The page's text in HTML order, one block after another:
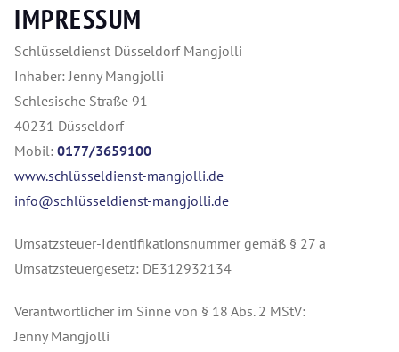
IMPRESSUM
Schlüsseldienst Düsseldorf Mangjolli
Inhaber: Jenny Mangjolli
Schlesische Straße 91
40231 Düsseldorf
Mobil: 0177/3659100
www.schlüsseldienst-mangjolli.de
info@schlüsseldienst-mangjolli.de
Umsatzsteuer-Identifikationsnummer gemäß § 27 a
Umsatzsteuergesetz: DE312932134
Verantwortlicher im Sinne von § 18 Abs. 2 MStV:
Jenny Mangjolli